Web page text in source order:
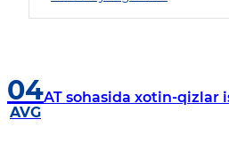
04
AVG
AT sohasida xotin-